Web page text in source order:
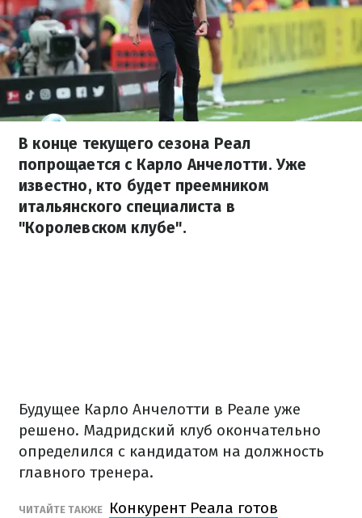
В конце текущего сезона Реал
попрощается с Карло Анчелотти. Уже
известно, кто будет преемником
итальянского специалиста в
"Королевском клубе".
Будущее Карло Анчелотти в Реале уже
решено. Мадридский клуб окончательно
определился с кандидатом на должность
главного тренера.
ЧИТАЙТЕ ТАКЖЕ
Конкурент Реала готов